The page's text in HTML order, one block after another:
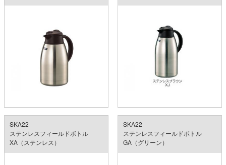
SKA22
ステンレスフィールドボトル
XA（ステンレス）
SKA22
ステンレスフィールドボトル
GA（グリーン）